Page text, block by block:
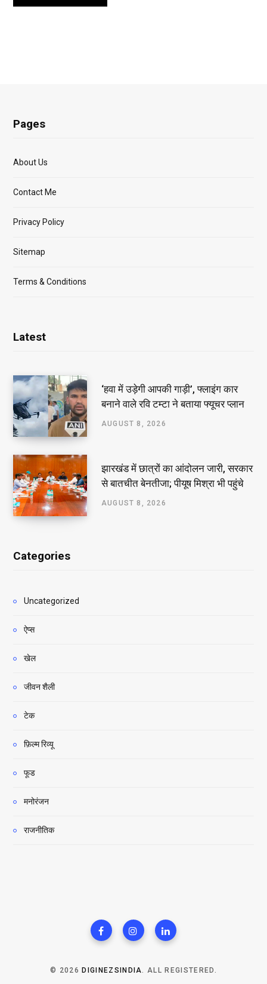
Pages
About Us
Contact Me
Privacy Policy
Sitemap
Terms & Conditions
Latest
‘हवा में उड़ेगी आपकी गाड़ी’, फ्लाइंग कार
बनाने वाले रवि टम्टा ने बताया फ्यूचर प्लान
AUGUST 8, 2026
झारखंड में छात्रों का आंदोलन जारी, सरकार
से बातचीत बेनतीजा; पीयूष मिश्रा भी पहुंचे
AUGUST 8, 2026
Categories
Uncategorized
ऐप्स
खेल
जीवन शैली
टेक
फ़िल्म रिव्यू
फूड
मनोरंजन
राजनीतिक
© 2026DIGINEZSINDIA . ALL REGISTERED.